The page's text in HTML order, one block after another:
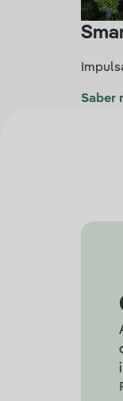
Saber